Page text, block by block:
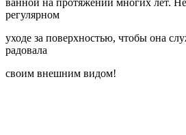
регулярном
уходе за поверхностью, чтобы она
радовала
своим внешним видом!